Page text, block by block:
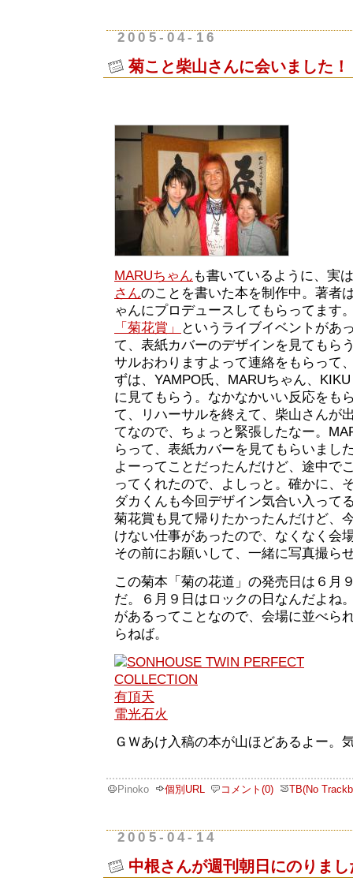
2005-04-16
菊こと柴山さんに会いました！
MARUちゃん も書いているように、実
さんのことを書いた本を制作中。著者
ゃんにプロデュースしてもらってます
「菊花賞」
というライブイベントがあ
て、表紙カバーのデザインを見てもら
サルおわりますよって連絡をもらって
ずは、YAMPO氏、MARUちゃん、
に見てもらう。なかなかいい反応をも
て、リハーサルを終えて、柴山さんが
てなので、ちょっと緊張したなー。
らって、表紙カバーを見てもらいまし
よーってことだったんだけど、途中で
ってくれたので、よしっと。確かに、
ダカくんも今回デザイン気合い入って
菊花賞も見て帰りたかったんだけど、
けない仕事があったので、なくなく会
その前にお願いして、一緒に写真撮ら
この菊本「菊の花道」の発売日は６月
だ。６月９日はロックの日なんだよね
があるってことなので、会場に並べら
らねば。
有頂天
電光石火
ＧＷあけ入稿の本が山ほどあるよー。
Pinoko 個別URL コメント(0) TB(No
2005-04-14
中根さんが週刊朝日にのりまし